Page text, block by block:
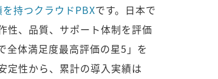
持つクラウドPBXです。日本で
性、品質、サポート体制を評価
全体満足度最高評価の星5」を
定性から、累計の導入実績は